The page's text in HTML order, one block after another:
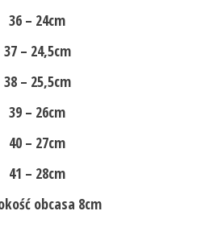
36 – 24cm
37 – 24,5cm
38 – 25,5cm
39 – 26cm
40 – 27cm
41 – 28cm
obcasa 8cm